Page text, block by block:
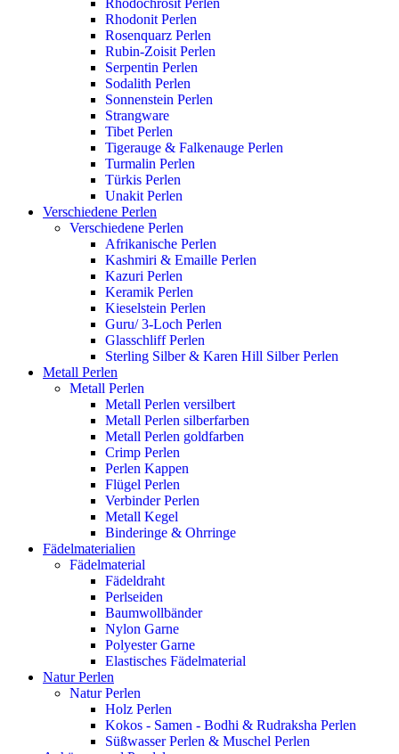
Rhodochrosit Perlen
Rhodonit Perlen
Rosenquarz Perlen
Rubin-Zoisit Perlen
Serpentin Perlen
Sodalith Perlen
Sonnenstein Perlen
Strangware
Tibet Perlen
Tigerauge & Falkenauge Perlen
Turmalin Perlen
Türkis Perlen
Unakit Perlen
Verschiedene Perlen
Verschiedene Perlen
Afrikanische Perlen
Kashmiri & Emaille Perlen
Kazuri Perlen
Keramik Perlen
Kieselstein Perlen
Guru/ 3-Loch Perlen
Glasschliff Perlen
Sterling Silber & Karen Hill Silber Perlen
Metall Perlen
Metall Perlen
Metall Perlen versilbert
Metall Perlen silberfarben
Metall Perlen goldfarben
Crimp Perlen
Perlen Kappen
Flügel Perlen
Verbinder Perlen
Metall Kegel
Binderinge & Ohrringe
Fädelmaterialien
Fädelmaterial
Fädeldraht
Perlseiden
Baumwollbänder
Nylon Garne
Polyester Garne
Elastisches Fädelmaterial
Natur Perlen
Natur Perlen
Holz Perlen
Kokos - Samen - Bodhi & Rudraksha Perlen
Süßwasser Perlen & Muschel Perlen